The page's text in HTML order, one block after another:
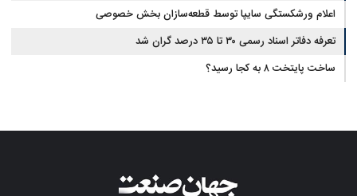
اعلام ورشکستگی سایپا توسط قطعه‌سازان بخش خصوصی
تعرفه دفاتر اسناد رسمی ۳۰ تا ۳۵ درصد گران شد
ساخت پایتخت ۸ به کجا رسید؟